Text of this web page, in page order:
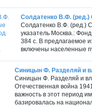
Солдатенко В.Ф. (ред.)
Солдатенко В.Ф. (ред.)
указатель Москва.:
384 с. В предлагаемое
включены населенные
Синицын Ф. Разделяй и
Синицын Ф. Разделяй и
Отечественная война
важность в этот период
базировалась на